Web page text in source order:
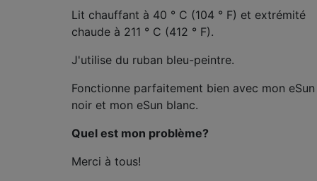
Lit chauffant à 40 ° C (104 ° F) et extrémité
chaude à 211 ° C (412 ° F).
J'utilise du ruban bleu-peintre.
Fonctionne parfaitement bien avec mon eSun
noir et mon eSun blanc.
Quel est mon problème?
Merci à tous!